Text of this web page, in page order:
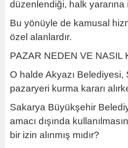
düzenlendiği, halk yararına
Bu yönüyle de kamusal
özel alanlardır.
PAZAR NEDEN VE NASIL
O halde Akyazı Belediyesi,
pazaryeri kurma kararı
Sakarya Büyükşehir
amacı dışında
bir izin alınmış mıdır?